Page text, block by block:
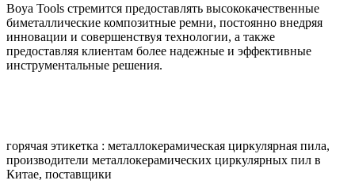
Boya Tools стремится предоставлять высококачественные
биметаллические композитные ремни, постоянно внедряя
инновации и совершенствуя технологии, а также
предоставляя клиентам более надежные и эффективные
инструментальные решения.
горячая этикетка : металлокерамическая циркулярная пила,
производители металлокерамических циркулярных пил в
Китае, поставщики